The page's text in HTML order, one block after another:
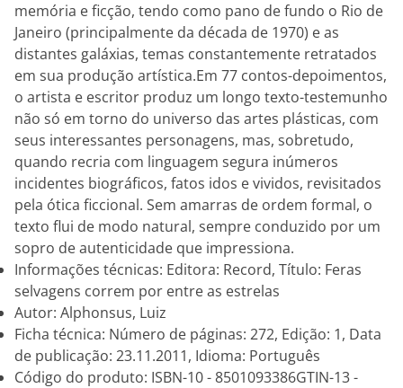
memória e ficção, tendo como pano de fundo o Rio de
Janeiro (principalmente da década de 1970) e as
distantes galáxias, temas constantemente retratados
em sua produção artística.Em 77 contos-depoimentos,
o artista e escritor produz um longo texto-testemunho
não só em torno do universo das artes plásticas, com
seus interessantes personagens, mas, sobretudo,
quando recria com linguagem segura inúmeros
incidentes biográficos, fatos idos e vividos, revisitados
pela ótica ficcional. Sem amarras de ordem formal, o
texto flui de modo natural, sempre conduzido por um
sopro de autenticidade que impressiona.
Informações técnicas: Editora: Record, Título: Feras
selvagens correm por entre as estrelas
Autor: Alphonsus, Luiz
Ficha técnica: Número de páginas: 272, Edição: 1, Data
de publicação: 23.11.2011, Idioma: Português
Código do produto: ISBN-10 - 8501093386GTIN-13 -